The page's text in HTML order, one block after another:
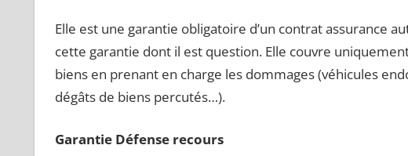
Elle est une garantie obligatoire d’un contrat assurance
cette garantie dont il est question. Elle couvre
biens en prenant en charge les dommages (véhicules
dégâts de biens percutés…).
Garantie Défense recours